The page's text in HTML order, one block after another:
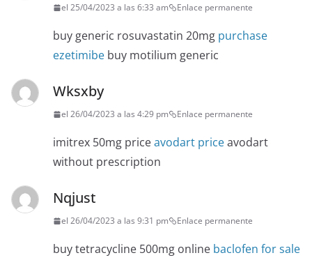
el 25/04/2023 a las 6:33 am Enlace permanente
buy generic rosuvastatin 20mg purchase
ezetimibe buy motilium generic
Wksxby
el 26/04/2023 a las 4:29 pm Enlace permanente
imitrex 50mg priceavodart priceavodart
without prescription
Nqjust
el 26/04/2023 a las 9:31 pm Enlace permanente
buy tetracycline 500mg online baclofen for sale